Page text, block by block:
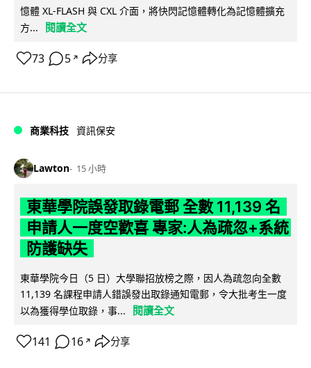
憶體 XL-FLASH 與 CXL 介面，將快閃記憶體轉化為記憶體擴充
方...
閱讀全文
73 5 ↗ 分享
商業科技 資訊保安
Lawton 15 小時
東華學院誤發取錄電郵 全數 11,139 名
申請人一度空歡喜 專家:人為疏忽+系統
防護缺失
東華學院今日（5 日）大學聯招放榜之際，因人為疏忽向全數
11,139 名課程申請人錯誤發出取錄通知電郵，令大批考生一度
以為獲得學位取錄，事...
閱讀全文
141 16 ↗ 分享